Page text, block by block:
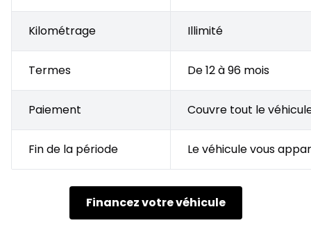
Kilométrage Illimité
Termes De 12 à 96 mois
Paiement Couvre tout le
Fin de la période Le véhicule vous
Financez votre véhicule